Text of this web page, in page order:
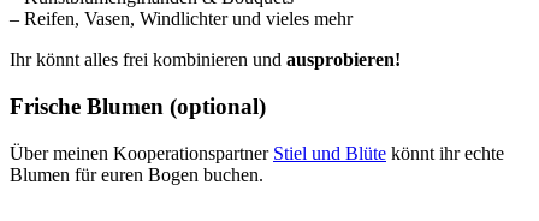
– Reifen, Vasen, Windlichter und vieles mehr
Ihr könnt alles frei kombinieren und ausprobieren!
Frische Blumen (optional)
Über meinen Kooperationspartner Stiel und Blüte könnt ihr echte
Blumen für euren Bogen buchen.